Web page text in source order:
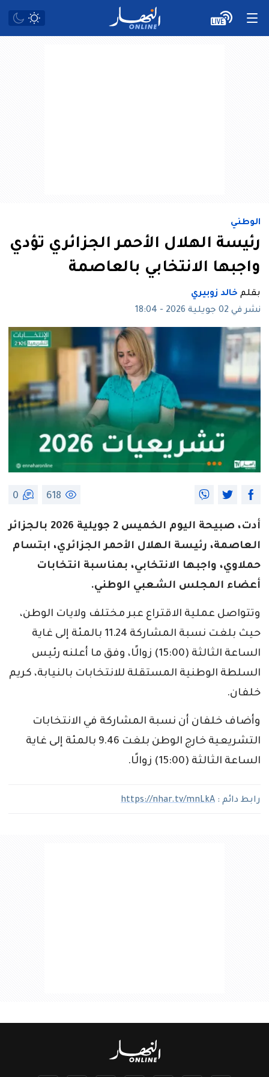
الوطني
رئيسة الهلال الأحمر الجزائري تؤدي
واجبها الانتخابي بالعاصمة
بقلم خالد زوبيري
نشر في 02 جويلية 2026 - 18:04
618
0
أدت، صبيحة اليوم الخميس 2 جويلية 2026 بالجزائر
العاصمة، رئيسة الهلال الأحمر الجزائري، ابتسام
حملاوي، واجبها الانتخابي، بمناسبة انتخابات
أعضاء المجلس الشعبي الوطني.
وتتواصل عملية الاقتراع عبر مختلف ولايات الوطن،
حيث بلغت نسبة المشاركة 11.24 بالمئة إلى غاية
الساعة الثالثة (15:00) زوالًا، وفق ما أعلنه رئيس
السلطة الوطنية المستقلة للانتخابات بالنيابة، كريم
خلفان.
وأضاف خلفان أن نسبة المشاركة في الانتخابات
التشريعية خارج الوطن بلغت 9.46 بالمئة إلى غاية
الساعة الثالثة (15:00) زوالًا.
رابط دائم : https://nhar.tv/mnLkA